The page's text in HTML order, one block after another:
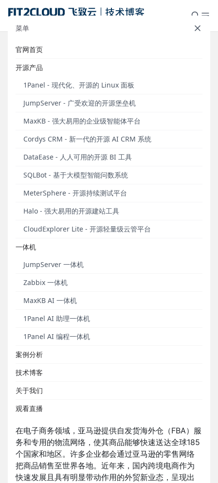
菜单
官网首页
开源产品
1Panel - 现代化、开源的 Linux 面板
JumpServer - 广受欢迎的开源堡垒机
MaxKB - 强大易用的企业级智能体平台
Cordys CRM - 新一代的开源 AI CRM 系统
DataEase - 人人可用的开源 BI 工具
SQLBot - 基于大模型智能问数系统
MeterSphere - 开源持续测试平台
Halo - 强大易用的开源建站工具
CloudExplorer Lite - 开源轻量级云管平台
一体机
JumpServer 一体机
Zabbix 一体机
MaxKB AI 一体机
1Panel AI 助理一体机
1Panel AI 编程一体机
案例分析
技术博客
关于我们
观看直播
场景化解决方案｜JumpServer堡垒
机助力电商跨境出海
随着经济全球化和信息技术的快速发展，中国企业纷
持也让跨境电商得到了快速的发展。跨境电商是指在
全球范围内进行商品交易和商业活动的电子商务模
制，可以突破国界，实现商品的跨国销售和跨境交
易，正在成为国际贸易的新模式。
中国商务部最近发布的数据显示，2023年中国跨境电
1.83万亿元，同比增长19.6%，这一数据也揭示了中国
外贸新业态的蓬勃发展。
亚马逊（Amazon）是一家总部位于美国西雅图的全球
性科技企业。该公司是全球最大的互联网线上零售商
互联网公司，以及著名的AI和大数据公司。
在电子商务领域，亚马逊提供自发货海外仓（FBA）服
务和专用的物流网络，使其商品能够快速送达全球185
个国家和地区。许多企业都会通过亚马逊的零售网络
把商品销售至世界各地。近年来，国内跨境电商作为
快速发展且具有明显带动作用的外贸新业态，呈现出